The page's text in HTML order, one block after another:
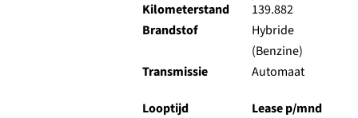
Kilometerstand
139.882
Brandstof
Hybride
(Benzine)
Transmissie
Automaat
Looptijd
Lease p/mnd